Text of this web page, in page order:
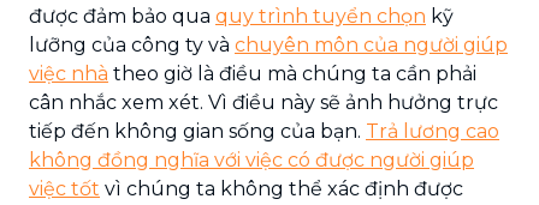
được đảm bảo qua quy trình tuyển chọn kỹ
lưỡng của công ty và chuyên môn của người giúp
việc nhà theo giờ là điều mà chúng ta cần phải
cân nhắc xem xét. Vì điều này sẽ ảnh hưởng trực
tiếp đến không gian sống của bạn. Trả lương cao
không đồng nghĩa với việc có được người giúp
việc tốt vì chúng ta không thể xác định được